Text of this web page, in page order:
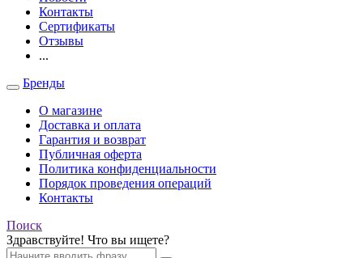
Контакты
Сертификаты
Отзывы
...
Бренды
О магазине
Доставка и оплата
Гарантия и возврат
Публичная оферта
Политика конфиденциальности
Порядок проведения операций
Контакты
Поиск
Здравствуйте! Что вы ищете?